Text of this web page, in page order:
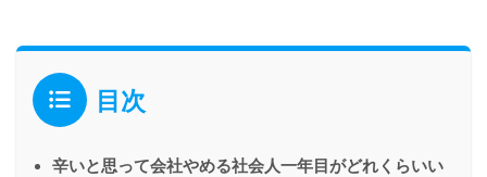
目次
辛いと思って会社やめる社会人一年目がどれくらいい